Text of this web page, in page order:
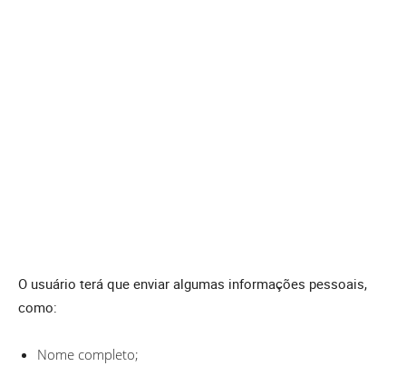
O usuário terá que enviar algumas informações pessoais,
como:
Nome completo;